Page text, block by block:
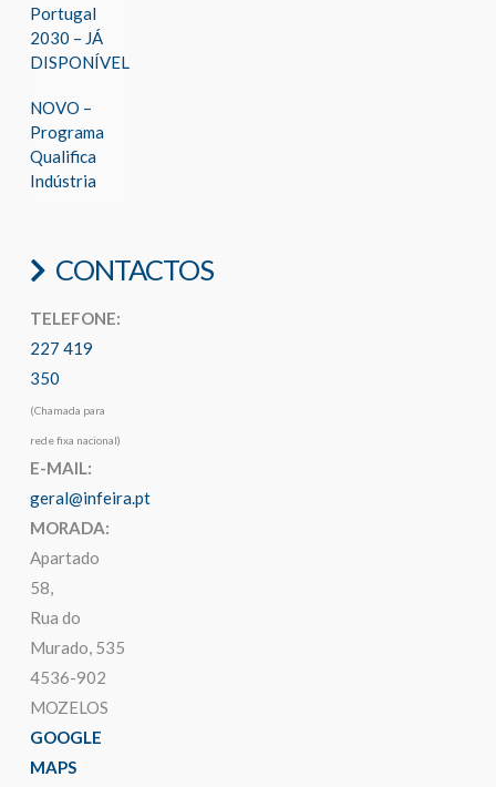
Portugal
2030 – JÁ
DISPONÍVEL
NOVO –
Programa
Qualifica
Indústria
CONTACTOS
TELEFONE:
227 419
350
(Chamada para
rede fixa nacional)
E-MAIL:
geral@infeira.pt
MORADA:
Apartado
58,
Rua do
Murado, 535
4536-902
MOZELOS
GOOGLE
MAPS